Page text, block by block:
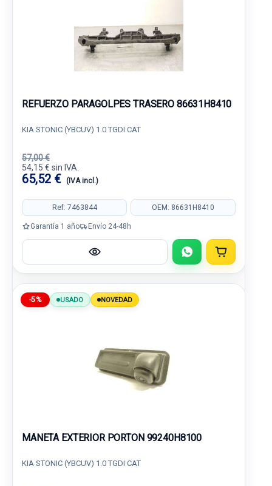
REFUERZO PARAGOLPES TRASERO 86631H8410
KIA STONIC (YBCUV) 1.0 TGDI CAT
57,00 €
54,15 € sin IVA.
65,52 € (IVA incl.)
Ref: 7463844 OEM: 86631H8410
Garantía 1 año Envío 24-48h
-5% USADO NOVEDAD
MANETA EXTERIOR PORTON 99240H8100
KIA STONIC (YBCUV) 1.0 TGDI CAT